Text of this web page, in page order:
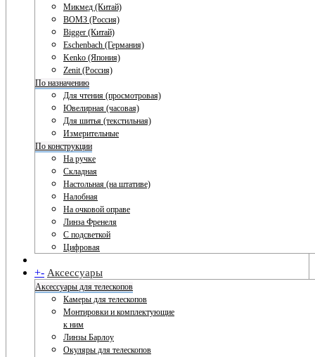
Микмед (Китай)
ВОМЗ (Россия)
Bigger (Китай)
Eschenbach (Германия)
Kenko (Япония)
Zenit (Россия)
По назначению
Для чтения (просмотровая)
Ювелирная (часовая)
Для шитья (текстильная)
Измерительные
По конструкции
На ручке
Складная
Настольная (на штативе)
Налобная
На очковой оправе
Линза Френеля
С подсветкой
Цифровая
+- Аксессуары
Аксессуары для телескопов
Камеры для телескопов
Монтировки и комплектующие
к ним
Линзы Барлоу
Окуляры для телескопов